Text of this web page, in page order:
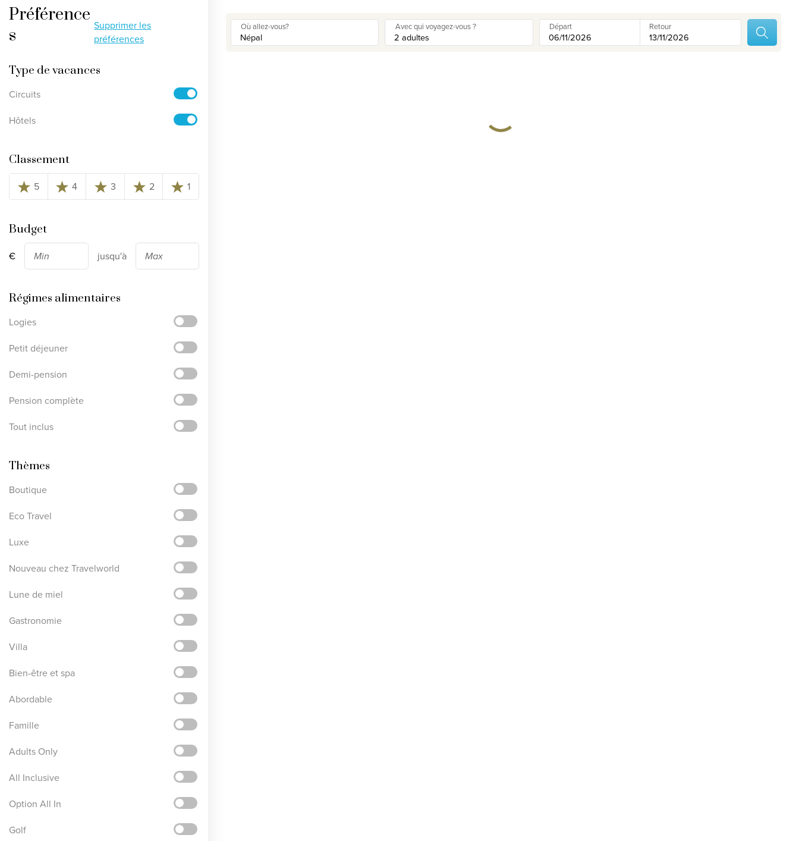
Voir tous les circuits
Découvrez nos thèmes
Lune de miel
Adultes uniquement
Luxe
Contactez nous
Nos agences de voyage
Préférence
s
Supprimer les
préférences
Type de vacances
Circuits
Hôtels
Classement
5
4 3 2 1
Budget
€
jusqu'à
Régimes alimentaires
Logies
Petit déjeuner
Demi-pension
Pension complète
Tout inclus
Thèmes
Boutique
Eco Travel
Luxe
Nouveau chez Travelworld
Lune de miel
Gastronomie
Villa
Bien-être et spa
Abordable
Famille
Adults Only
All Inclusive
Option All In
Golf
Où allez-vous? Avec qui voyagez-vous ? Départ Retour